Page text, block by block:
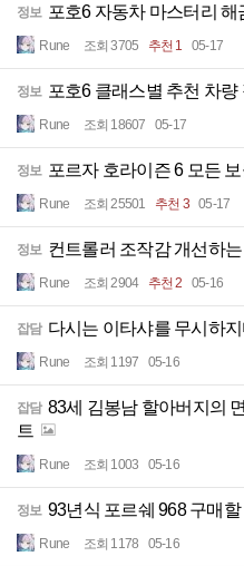
정보 포호6 자동차 마스터리 해
Rune 조회 3705 추천 1 05-17
정보 포호6 클래스별 추천 차량
Rune 조회 18607 05-17
정보 포르자 호라이즌 6 모든
Rune 조회 25501 추천 3 05-17
정보 컨트롤러 조작감 개선하
Rune 조회 2904 추천 2 05-16
잡담 다시는 이타샤를 무시하
Rune 조회 1197 05-16
잡담 83세 김봉남 할아버지의
트
Rune 조회 1003 05-16
정보 93년식 포르쉐 968 구매할
Rune 조회 1178 05-16